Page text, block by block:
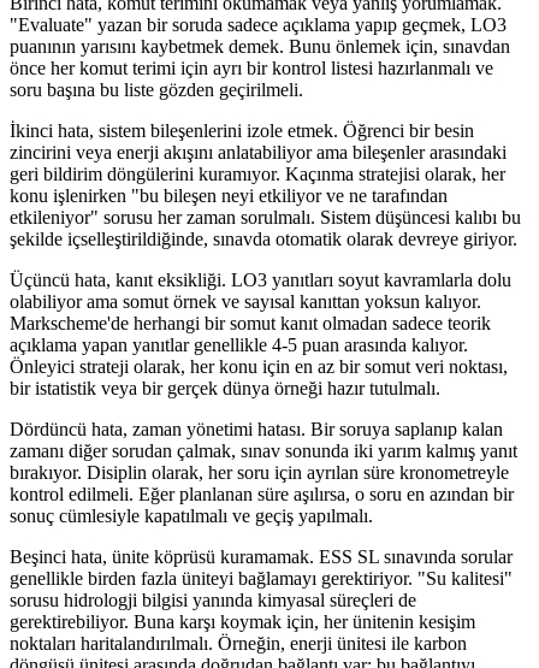
"Evaluate" yazan bir soruda sadece açıklama yapıp geçmek, LO3
puanının yarısını kaybetmek demek. Bunu önlemek için, sınavdan
önce her komut terimi için ayrı bir kontrol listesi hazırlanmalı ve
soru başına bu liste gözden geçirilmeli.
İkinci hata, sistem bileşenlerini izole etmek. Öğrenci bir besin
zincirini veya enerji akışını anlatabiliyor ama bileşenler arasındaki
geri bildirim döngülerini kuramıyor. Kaçınma stratejisi olarak, her
konu işlenirken "bu bileşen neyi etkiliyor ve ne tarafından
etkileniyor" sorusu her zaman sorulmalı. Sistem düşüncesi kalıbı bu
şekilde içselleştirildiğinde, sınavda otomatik olarak devreye giriyor.
Üçüncü hata, kanıt eksikliği. LO3 yanıtları soyut kavramlarla dolu
olabiliyor ama somut örnek ve sayısal kanıttan yoksun kalıyor.
Markscheme'de herhangi bir somut kanıt olmadan sadece teorik
açıklama yapan yanıtlar genellikle 4-5 puan arasında kalıyor.
Önleyici strateji olarak, her konu için en az bir somut veri noktası,
bir istatistik veya bir gerçek dünya örneği hazır tutulmalı.
Dördüncü hata, zaman yönetimi hatası. Bir soruya saplanıp kalan
zamanı diğer sorudan çalmak, sınav sonunda iki yarım kalmış yanıt
bırakıyor. Disiplin olarak, her soru için ayrılan süre kronometreyle
kontrol edilmeli. Eğer planlanan süre aşılırsa, o soru en azından bir
sonuç cümlesiyle kapatılmalı ve geçiş yapılmalı.
Beşinci hata, ünite köprüsü kuramamak. ESS SL sınavında sorular
genellikle birden fazla üniteyi bağlamayı gerektiriyor. "Su kalitesi"
sorusu hidrologji bilgisi yanında kimyasal süreçleri de
gerektirebiliyor. Buna karşı koymak için, her ünitenin kesişim
noktaları haritalandırılmalı. Örneğin, enerji ünitesi ile karbon